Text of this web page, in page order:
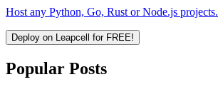
Host any Python, Go, Rust or Node.js projects.
Deploy on Leapcell for FREE!
Popular Posts